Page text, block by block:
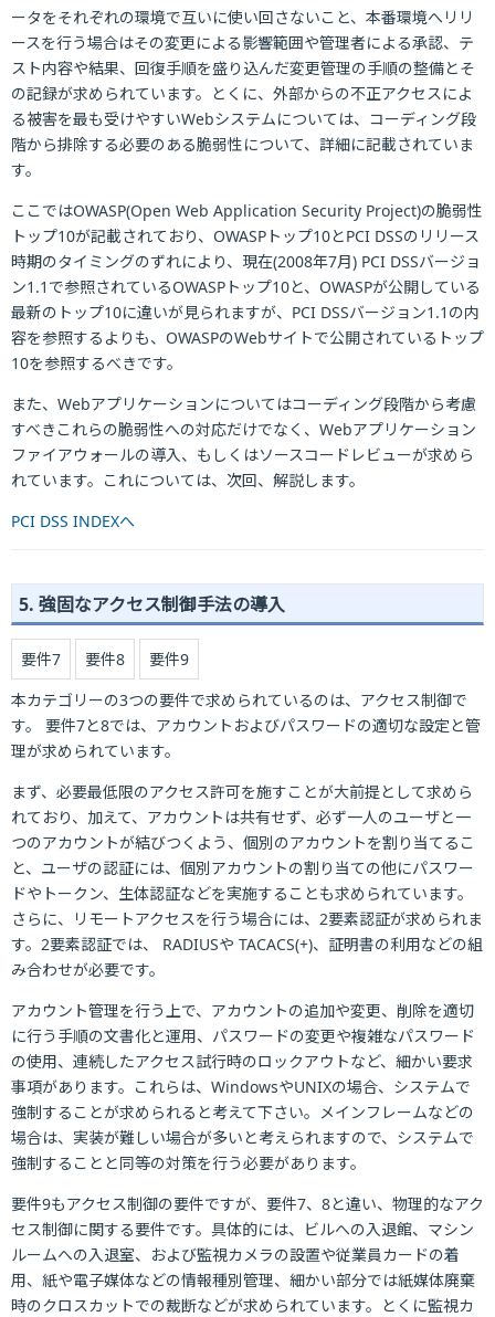
ータをそれぞれの環境で互いに使い回さないこと、本番環境へリリ
ースを行う場合はその変更による影響範囲や管理者による承認、テ
スト内容や結果、回復手順を盛り込んだ変更管理の手順の整備とそ
の記録が求められています。とくに、外部からの不正アクセスによ
る被害を最も受けやすいWebシステムについては、コーディング段
階から排除する必要のある脆弱性について、詳細に記載されていま
す。
ここではOWASP(Open Web Application Security Project)の脆弱性
トップ10が記載されており、OWASPトップ10とPCI DSSのリリース
時期のタイミングのずれにより、現在(2008年7月) PCI DSSバージョ
ン1.1で参照されているOWASPトップ10と、OWASPが公開している
最新のトップ10に違いが見られますが、PCI DSSバージョン1.1の内
容を参照するよりも、OWASPのWebサイトで公開されているトップ
10を参照するべきです。
また、Webアプリケーションについてはコーディング段階から考慮
すべきこれらの脆弱性への対応だけでなく、Webアプリケーション
ファイアウォールの導入、もしくはソースコードレビューが求めら
れています。これについては、次回、解説します。
PCI DSS INDEXへ
5. 強固なアクセス制御手法の導入
要件7 要件8
要件9
本カテゴリーの3つの要件で求められているのは、アクセス制御で
す。 要件7と8では、アカウントおよびパスワードの適切な設定と管
理が求められています。
まず、必要最低限のアクセス許可を施すことが大前提として求めら
れており、加えて、アカウントは共有せず、必ず一人のユーザと一
つのアカウントが結びつくよう、個別のアカウントを割り当てるこ
と、ユーザの認証には、個別アカウントの割り当ての他にパスワー
ドやトークン、生体認証などを実施することも求められています。
さらに、リモートアクセスを行う場合には、2要素認証が求められま
す。2要素認証では、 RADIUSや TACACS(+)、証明書の利用などの組
み合わせが必要です。
アカウント管理を行う上で、アカウントの追加や変更、削除を適切
に行う手順の文書化と運用、パスワードの変更や複雑なパスワード
の使用、連続したアクセス試行時のロックアウトなど、細かい要求
事項があります。これらは、WindowsやUNIXの場合、システムで
強制することが求められると考えて下さい。メインフレームなどの
場合は、実装が難しい場合が多いと考えられますので、システムで
強制することと同等の対策を行う必要があります。
要件9もアクセス制御の要件ですが、要件7、8と違い、物理的なアク
セス制御に関する要件です。具体的には、ビルへの入退館、マシン
ルームへの入退室、および監視カメラの設置や従業員カードの着
用、紙や電子媒体などの情報種別管理、細かい部分では紙媒体廃棄
時のクロスカットでの裁断などが求められています。とくに監視カ